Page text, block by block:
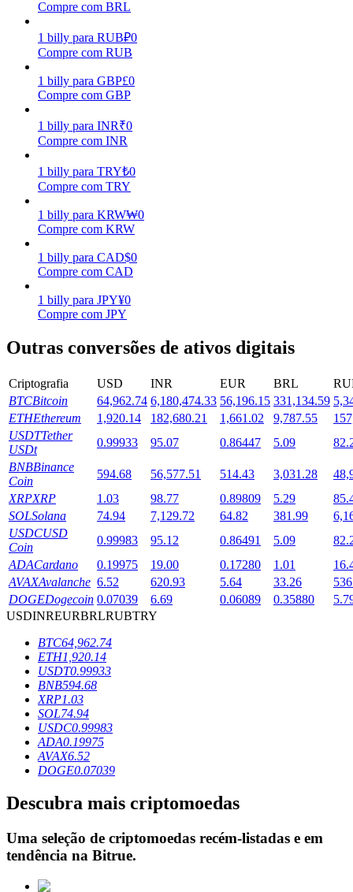
Ganhe recompensas competitivas diariamente
Estacamento
Launchpool
Staking flexível para ganhar tokens populares.
Bloqueios de BTR
Investimentos exclusivos para titulares de BTR
Empréstimos
Serviço de empréstimo apoiado por criptografia
Compre com BRL
1 billy para RUB₽0
Compre com RUB
1 billy para GBP£0
Compre com GBP
1 billy para INR₹0
Compre com INR
1 billy para TRY₺0
Compre com TRY
1 billy para KRW₩0
Compre com KRW
1 billy para CAD$0
Compre com CAD
1 billy para JPY¥0
Compre com JPY
Outras conversões de ativos digitais
Criptografia USD INR EUR BRL
BTCBitcoin 64,962.74 6,180,474.33 56,196.15 331,134.59
ETHEthereum 1,920.14 182,680.21 1,661.02 9,787.55
USDTTether
USDt
0.99933 95.07 0.86447 5.09
BNBBinance
Coin
594.68 56,577.51 514.43 3,031.28
XRPXRP 1.03 98.77 0.89809 5.29
SOLSolana 74.94 7,129.72 64.82 381.99
USDCUSD
Coin
0.99983 95.12 0.86491 5.09
ADACardano 0.19975 19.00 0.17280 1.01
AVAXAvalanche 6.52 620.93 5.64 33.26
DOGEDogecoin 0.07039 6.69 0.06089 0.35880
USDINREURBRLRUBTRY
BTC64,962.74
ETH1,920.14
USDT0.99933
BNB594.68
XRP1.03
SOL74.94
USDC0.99983
ADA0.19975
AVAX6.52
DOGE0.07039
Descubra mais criptomoedas
Uma seleção de criptomoedas recém-listadas e em
tendência na Bitrue.